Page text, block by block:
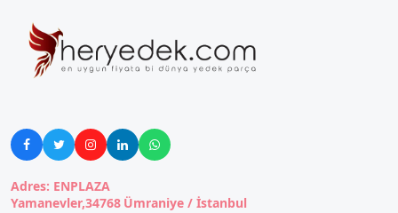
    
Adres: ENPLAZA
Yamanevler,34768 Ümraniye / İstanbul